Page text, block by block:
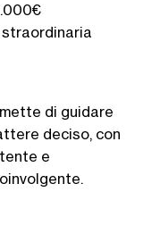
di guidare
deciso, con
e